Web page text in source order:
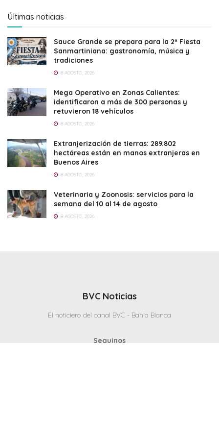
Últimas noticias
Sauce Grande se prepara para la 2ª Fiesta
Sanmartiniana: gastronomía, música y
tradiciones
8 AGOSTO, 2026
Mega Operativo en Zonas Calientes:
identificaron a más de 300 personas y
retuvieron 18 vehículos
8 AGOSTO, 2026
Extranjerización de tierras: 289.802
hectáreas están en manos extranjeras en
Buenos Aires
8 AGOSTO, 2026
Veterinaria y Zoonosis: servicios para la
semana del 10 al 14 de agosto
8 AGOSTO, 2026
BVC Noticias
El noticiero del canal BVC - Bahia Blanca
Seguinos